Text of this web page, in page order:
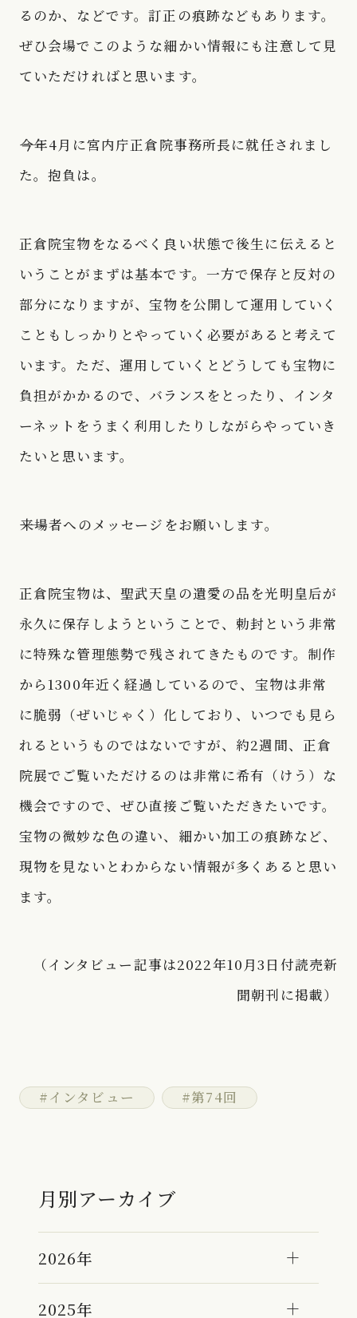
るのか、などです。訂正の痕跡などもあります。
ぜひ会場でこのような細かい情報にも注意して見
ていただければと思います。
――今年4月に宮内庁正倉院事務所長に就任されまし
た。抱負は。
正倉院宝物をなるべく良い状態で後生に伝えると
いうことがまずは基本です。一方で保存と反対の
部分になりますが、宝物を公開して運用していく
こともしっかりとやっていく必要があると考えて
います。ただ、運用していくとどうしても宝物に
負担がかかるので、バランスをとったり、インタ
ーネットをうまく利用したりしながらやっていき
たいと思います。
――来場者へのメッセージをお願いします。
正倉院宝物は、聖武天皇の遺愛の品を光明皇后が
永久に保存しようということで、勅封という非常
に特殊な管理態勢で残されてきたものです。制作
から1300年近く経過しているので、宝物は非常
に脆弱（ぜいじゃく）化しており、いつでも見ら
れるというものではないですが、約2週間、正倉
院展でご覧いただけるのは非常に希有（けう）な
機会ですので、ぜひ直接ご覧いただきたいです。
宝物の微妙な色の違い、細かい加工の痕跡など、
現物を見ないとわからない情報が多くあると思い
ます。
（インタビュー記事は2022年10月3日付読売新
聞朝刊に掲載）
#インタビュー #第74回
月別アーカイブ
2026年
2025年